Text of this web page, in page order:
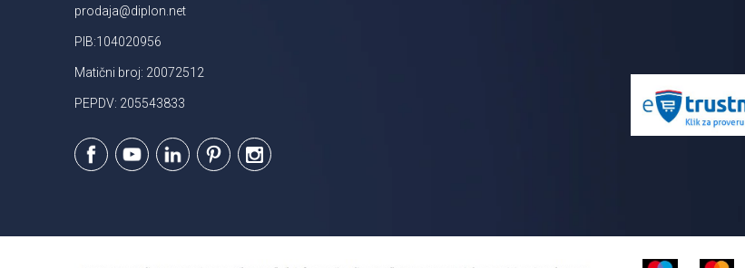
prodaja@diplon.net
PIB:104020956
Matični broj: 20072512
PEPDV: 205543833